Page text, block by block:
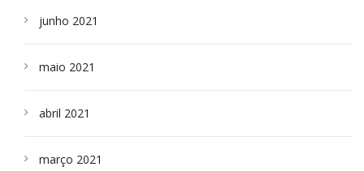
junho 2021
maio 2021
abril 2021
março 2021